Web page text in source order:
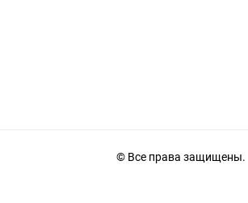
© Все права защищены.